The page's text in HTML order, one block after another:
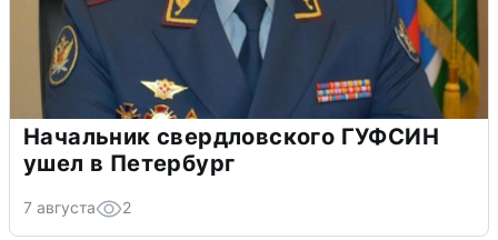
Начальник свердловского ГУФСИН
ушел в Петербург
7 августа 2